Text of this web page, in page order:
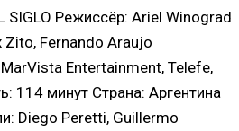
SIGLO Режиссёр: Ariel Winograd
Fernando Araujo
Entertainment, Telefe,
114 минут Страна: Аргентина
Diego Peretti, Guillermo